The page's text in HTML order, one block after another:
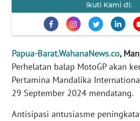
Ikuti Kami di:
Papua-Barat.WahanaNews.co,
Perhelatan balap MotoGP akan
Pertamina Mandalika
29 September 2024 mendatang.
Antisipasi antusiasme
KAMI
PEDOMAN
MEDIA
SIBER
REDAKSI
KARIR